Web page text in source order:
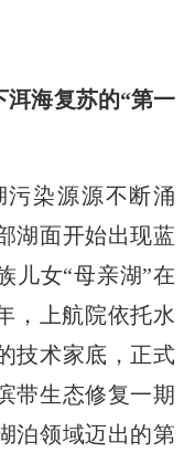
洱海复苏的“第一
染源源不断涌
湖面开始出现蓝
儿女“母亲湖”在
，上航院依托水
技术家底，正式
带生态修复一期
泊领域迈出的第